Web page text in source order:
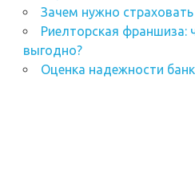
Зачем нужно страховать
Риелторская франшиза:
выгодно?
Оценка надежности